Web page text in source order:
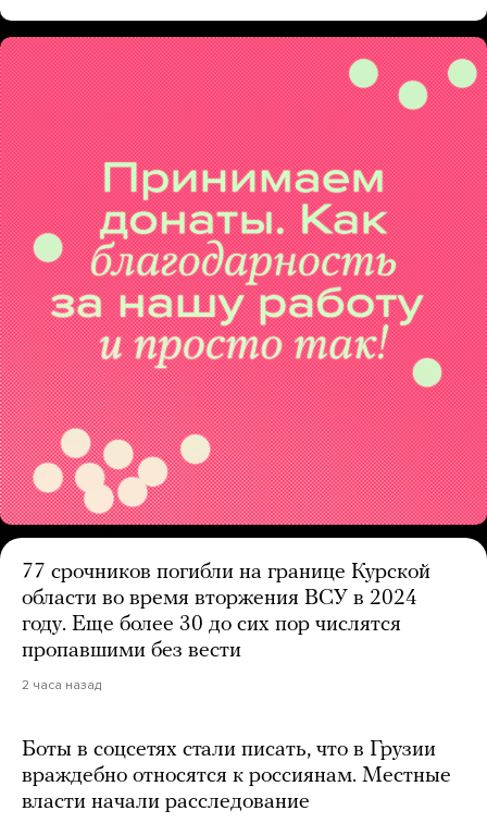
77 срочников погибли на границе Курской
области во время вторжения ВСУ в 2024
году. Еще более 30 до сих пор числятся
пропавшими без вести
2 часа назад
Боты в соцсетях стали писать, что в Грузии
враждебно относятся к россиянам. Местные
власти начали расследование